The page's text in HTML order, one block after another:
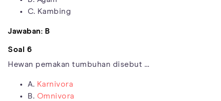
C. Kambing
Jawaban: B
Soal 6
Hewan pemakan tumbuhan disebut …
A. Karnivora
B. Omnivora